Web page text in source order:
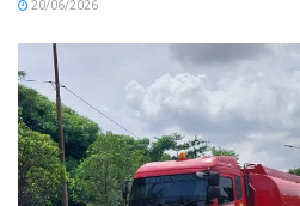
20/06/2026